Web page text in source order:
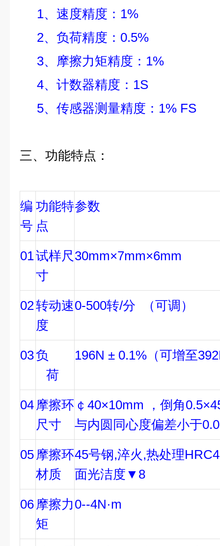
1、速度精度：1%
2、负荷精度：0.5%
3、摩擦力矩精度：1%
4、计数器精度：1S
5、传感器测量精度：1% FS
三、功能特点：
编
号
功能特
点
参数
01试样尺
寸
30mm×7mm×6mm
02转动速
度
0-500转/分 （可调）
03负
荷
196N ± 0.1%（可增至
04 摩擦环
尺寸
￠40×10mm ，倒角
与内圆同心度偏差小于
05 摩擦环
材质
45号钢,淬火,热处理
面光洁度▼8
06 摩擦力
矩
0--4N·m